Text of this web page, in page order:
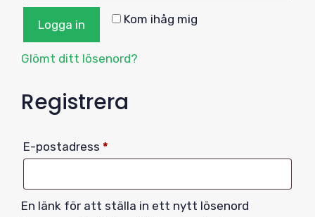
Kom ihåg mig
Logga in
Glömt ditt lösenord?
Registrera
E-postadress *
En länk för att ställa in ett nytt lösenord